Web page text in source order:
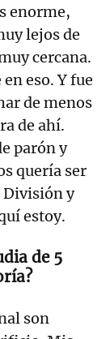
enorme,
lejos de
cercana.
eso. Y fue
de menos
de ahí.
parón y
quería ser
y
estoy.
de 5
son